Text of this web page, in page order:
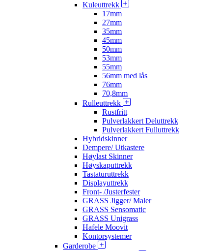
Kuleuttrekk
17mm
27mm
35mm
45mm
50mm
53mm
55mm
56mm med lås
76mm
70,8mm
Rulleuttrekk
Rustfritt
Pulverlakkert Deluttrekk
Pulverlakkert Fulluttrekk
Hybridskinner
Dempere/ Utkastere
Høylast Skinner
Høyskaputtrekk
Tastaturuttrekk
Displayuttrekk
Front- /Justerfester
GRASS Jigger/ Maler
GRASS Sensomatic
GRASS Unigrass
Hafele Moovit
Kontorsystemer
Garderobe